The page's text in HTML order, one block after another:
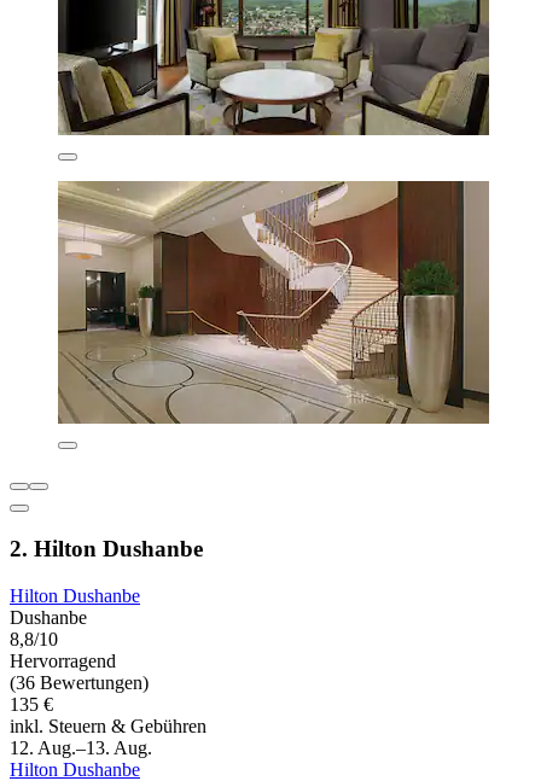
2. Hilton Dushanbe
Hilton Dushanbe
Dushanbe
8,8/10
Hervorragend
(36 Bewertungen)
135 €
inkl. Steuern & Gebühren
12. Aug.–13. Aug.
Hilton Dushanbe